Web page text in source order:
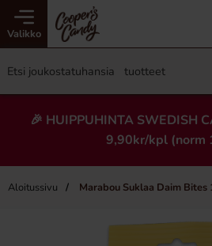
Valikko
🎉 HUIPPUHINTA SWEDISH
9,90kr/kpl (norm
Aloitussivu Marabou Suklaa Daim Bites